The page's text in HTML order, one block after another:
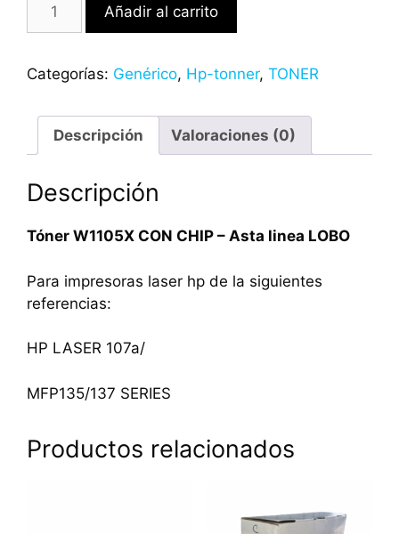
Añadir al carrito
Categorías: Genérico, Hp-tonner, TONER
Descripción Valoraciones (0)
Descripción
Tóner W1105X CON CHIP – Asta linea LOBO
Para impresoras laser hp de la siguientes
referencias:
HP LASER 107a/
MFP135/137 SERIES
Productos relacionados